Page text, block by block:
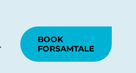
BOOK
FORSAMTALE